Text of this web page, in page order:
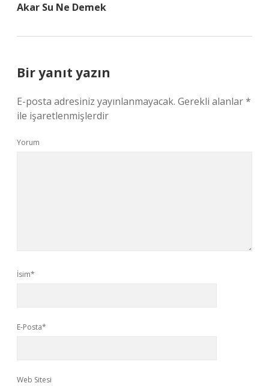
Akar Su Ne Demek
Bir yanıt yazın
E-posta adresiniz yayınlanmayacak. Gerekli alanlar*
ile işaretlenmişlerdir
Yorum
İsim*
E-Posta*
Web Sitesi